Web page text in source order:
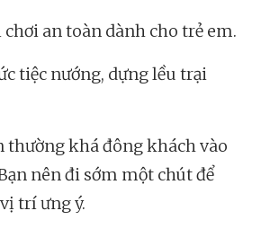
an toàn dành cho trẻ em.
tiệc nướng, dựng lều trại
thường khá đông khách vào
nên đi sớm một chút để
trí ưng ý.